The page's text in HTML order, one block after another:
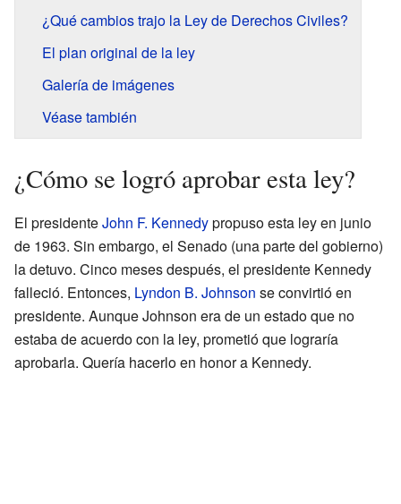
¿Qué cambios trajo la Ley de Derechos Civiles?
El plan original de la ley
Galería de imágenes
Véase también
¿Cómo se logró aprobar esta ley?
El presidenteJohn F. Kennedypropuso esta ley en junio
de 1963. Sin embargo, el Senado (una parte del gobierno)
la detuvo. Cinco meses después, el presidente Kennedy
falleció. Entonces, Lyndon B. Johnson se convirtió en
presidente. Aunque Johnson era de un estado que no
estaba de acuerdo con la ley, prometió que lograría
aprobarla. Quería hacerlo en honor a Kennedy.